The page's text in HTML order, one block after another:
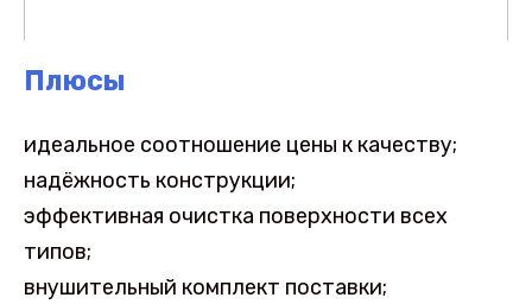
Плюсы
идеальное соотношение цены к качеству;
надёжность конструкции;
эффективная очистка поверхности всех
типов;
внушительный комплект поставки;